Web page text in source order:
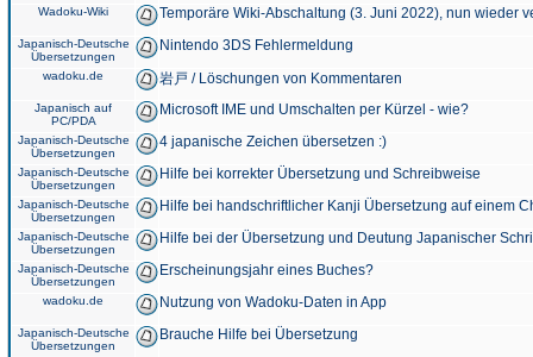
Wadoku-Wiki Temporäre Wiki-Abschaltung (3. Juni 2022), nun wieder
Japanisch-Deutsche
Übersetzungen
Nintendo 3DS Fehlermeldung
wadoku.de 岩戸 / Löschungen von Kommentaren
Japanisch auf
PC/PDA
Microsoft IME und Umschalten per Kürzel - wie?
Japanisch-Deutsche
Übersetzungen
4 japanische Zeichen übersetzen :)
Japanisch-Deutsche
Übersetzungen
Hilfe bei korrekter Übersetzung und Schreibweise
Japanisch-Deutsche
Übersetzungen
Hilfe bei handschriftlicher Kanji Übersetzung auf einem
Japanisch-Deutsche
Übersetzungen
Hilfe bei der Übersetzung und Deutung Japanischer
Japanisch-Deutsche
Übersetzungen
Erscheinungsjahr eines Buches?
wadoku.de Nutzung von Wadoku-Daten in App
Japanisch-Deutsche
Übersetzungen
Brauche Hilfe bei Übersetzung